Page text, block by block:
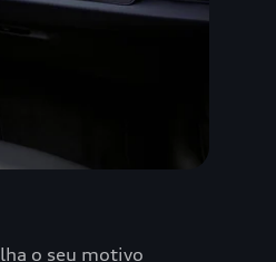
o seu motivo